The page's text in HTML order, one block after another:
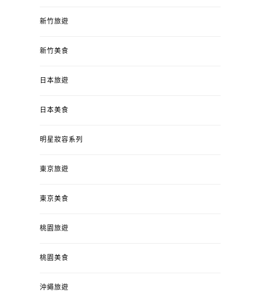
新竹旅遊
新竹美食
日本旅遊
日本美食
明星妝容系列
東京旅遊
東京美食
桃園旅遊
桃園美食
沖繩旅遊